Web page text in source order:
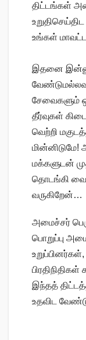
திட்டங்கள்
உங்கள்
இதனை
சேவைகளும்
தீர்வுகள்
வெற்றி
மின்னிடுமே!
மக்களுடன்
தொடங்கி
வருகிறேன்…
அமைச்சர்
பொறுப்பு
இந்தத்
உதவிட